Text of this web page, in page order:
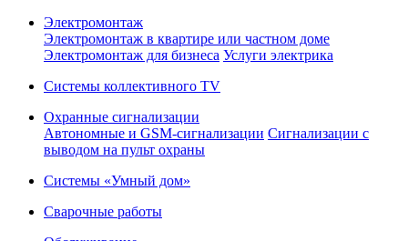
Электромонтаж
Электромонтаж в квартире или частном доме
Электромонтаж для бизнеса Услуги электрика
Системы коллективного TV
Охранные сигнализации
Автономные и GSM-сигнализации Сигнализации с
выводом на пульт охраны
Системы «Умный дом»
Сварочные работы